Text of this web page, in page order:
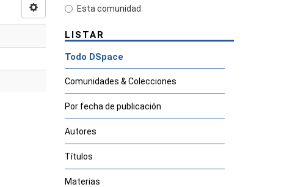
Esta comunidad
LISTAR
Todo DSpace
Comunidades & Colecciones
Por fecha de publicación
Autores
Títulos
Materias